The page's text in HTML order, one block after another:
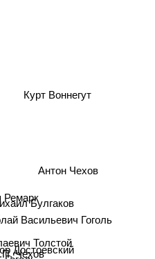
Антон Чехов
Толстой
Васильевич Гоголь
Ремарк
Чехов
Достоевский
Булгаков